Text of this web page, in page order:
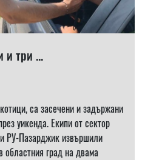
и три ...
са засечени и задържани
уикенда. Екипи от сектор
РУ-Пазарджик извършили
град на двама